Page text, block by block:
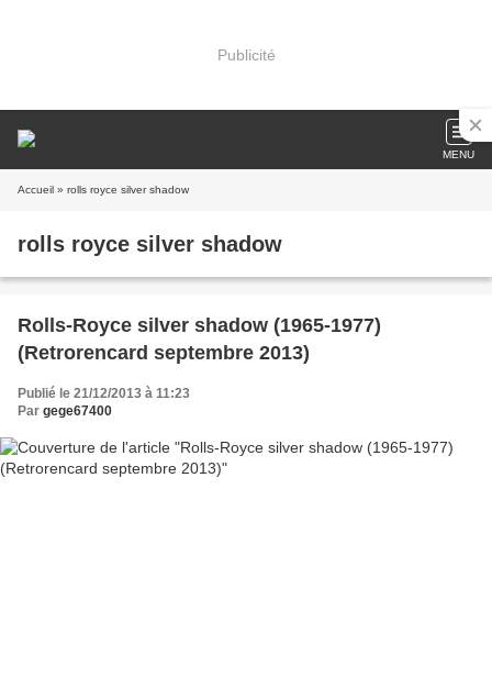
Publicité
MENU
Accueil » rolls royce silver shadow
rolls royce silver shadow
Rolls-Royce silver shadow (1965-1977)
(Retrorencard septembre 2013)
Publié le 21/12/2013 à 11:23
Par gege67400